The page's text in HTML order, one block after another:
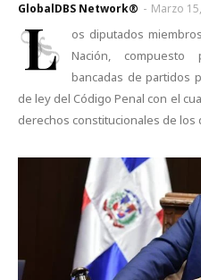
GlobalDBS Network® - Marzo
L
os diputados
Nación,
bancadas de partidos
de ley del Código Penal con el
derechos constitucionales de los